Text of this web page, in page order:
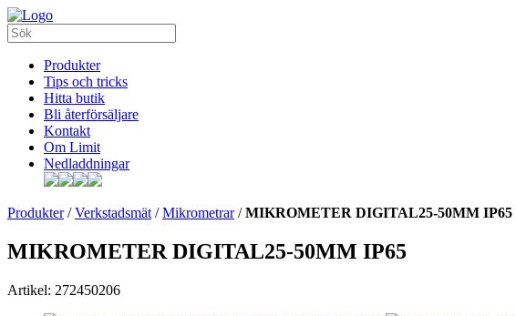
Produkter
Tips och tricks
Hitta butik
Bli återförsäljare
Kontakt
Om Limit
Nedladdningar
Produkter/Verkstadsmät /Mikrometrar/MIKROMETER DIGITAL25-50MM IP65
MIKROMETER DIGITAL25-50MM IP65
Artikel: 272450206